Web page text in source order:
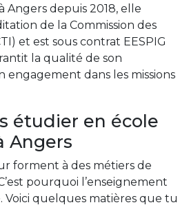
Angers depuis 2018, elle
de la Commission des
et est sous contrat EESPIG
la qualité de son
engagement dans les missions
étudier en école
Angers
forment à des métiers de
pourquoi l’enseignement
Voici quelques matières que tu